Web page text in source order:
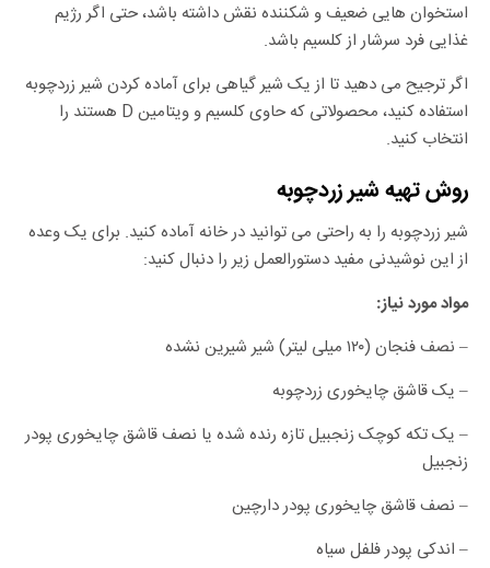
استخوان هایی ضعیف و شکننده نقش داشته باشد، حتی اگر رژیم
غذایی فرد سرشار از کلسیم باشد.
اگر ترجیح می دهید تا از یک شیر گیاهی برای آماده کردن شیر زردچوبه
استفاده کنید، محصولاتی که حاوی کلسیم و ویتامین D هستند را
انتخاب کنید.
روش تهیه شیر زردچوبه
شیر زردچوبه را به راحتی می توانید در خانه آماده کنید. برای یک وعده
از این نوشیدنی مفید دستورالعمل زیر را دنبال کنید:
مواد مورد نیاز:
– نصف فنجان (۱۲۰ میلی لیتر) شیر شیرین نشده
– یک قاشق چایخوری زردچوبه
– یک تکه کوچک زنجبیل تازه رنده شده یا نصف قاشق چایخوری پودر
زنجبیل
– نصف قاشق چایخوری پودر دارچین
– اندکی پودر فلفل سیاه